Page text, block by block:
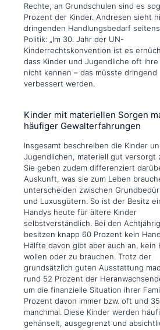
Rechte, an Grundschulen sind es
Prozent der Kinder. Andresen sieht
dringenden Handlungsbedarf
Politik: „Im 30. Jahr der UN-
Kinderrechtskonvention ist es
dass Kinder und Jugendliche oft ihre
nicht kennen – das müsste dringend
verbessert werden.
Kinder mit materiellen Sorgen
häufiger Gewalterfahrungen
Insgesamt beschreiben die Kinder
Jugendlichen, materiell gut versorgt
Sie geben zudem differenziert
Auskunft, was sie zum Leben
unterscheiden zwischen
und Luxusgütern. So ist der Besitz
Handys heute für ältere Kinder
selbstverständlich. Bei den
besitzen knapp 60 Prozent kein
Hälfte davon gibt aber auch an, kein
wollen oder zu brauchen. Trotz der
grundsätzlich guten Ausstattung
rund 52 Prozent der
um die finanzielle Situation ihrer
Prozent davon immer bzw. oft und
manchmal. Diese Kinder werden
gehänselt, ausgegrenzt und